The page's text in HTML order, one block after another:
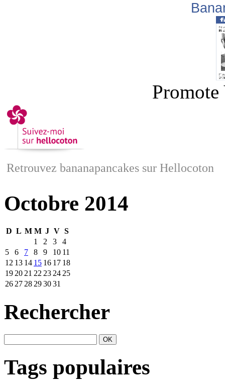
Promote
Retrouvez bananapancakes sur Hellocoton
Octobre 2014
D L M M J V S
1
2 3
4
5
6 7 8 9 10 11
12 13 14 15 16 17 18
19 20 21 22 23 24 25
26 27 28 293031
Rechercher
Tags populaires